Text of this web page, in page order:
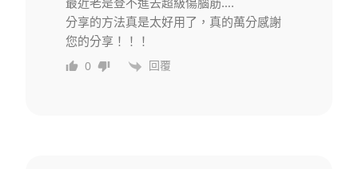
分享的方法真是太好用了，真的萬分感謝
您的分享！！！
0 回覆